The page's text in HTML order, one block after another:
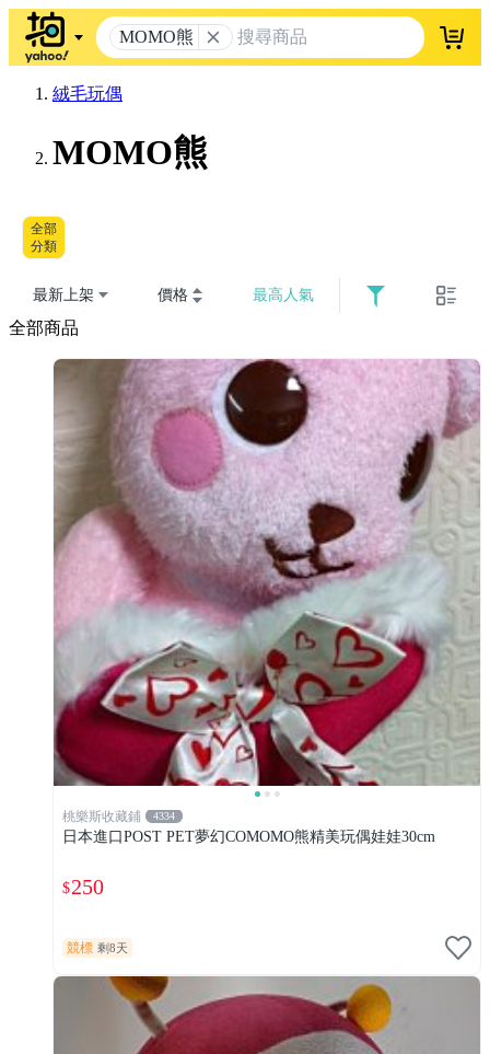
MOMO熊 登入
絨毛玩偶
MOMO熊
全部
分類
最新上架 價格 最高人氣
全部商品
桃樂斯收藏鋪 4334
日本進口POST PET夢幻COMOMO熊精美玩偶娃娃30cm
$250
競標 剩8天